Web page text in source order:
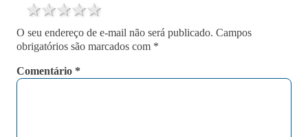
4 stars
3 stars
2 stars
1 star
O seu endereço de e-mail não será publicado. Campos
obrigatórios são marcados com *
Comentário *